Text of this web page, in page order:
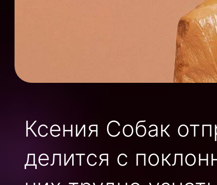
Ксения Собак
делится с